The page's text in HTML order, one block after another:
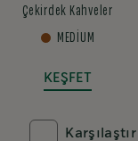
Çekirdek Kahveler
MEDIUM
KEŞFET
Karşılaştır